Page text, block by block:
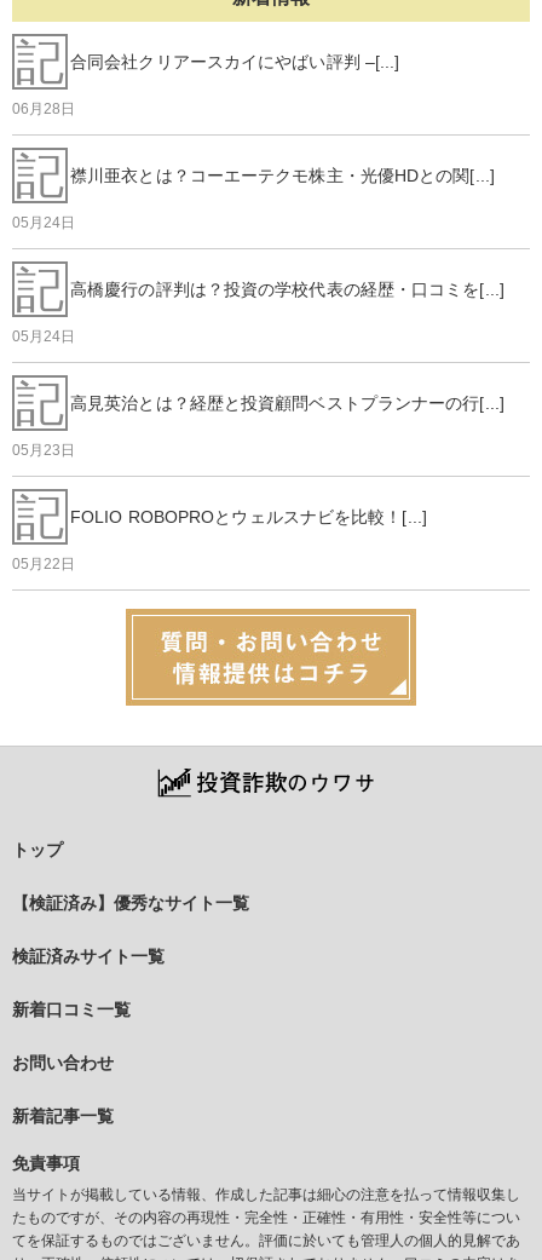
記 合同会社クリアースカイにやばい評判 –[...]
06月28日
記 襟川亜衣とは？コーエーテクモ株主・光優HDとの関[...]
05月24日
記 高橋慶行の評判は？投資の学校代表の経歴・口コミを[...]
05月24日
記 高見英治とは？経歴と投資顧問ベストプランナーの行[...]
05月23日
記 FOLIO ROBOPROとウェルスナビを比較！[...]
05月22日
トップ
【検証済み】優秀なサイト一覧
検証済みサイト一覧
新着口コミ一覧
お問い合わせ
新着記事一覧
免責事項
当サイトが掲載している情報、作成した記事は細心の注意を払って情報収集し
たものですが、その内容の再現性・完全性・正確性・有用性・安全性等につい
てを保証するものではございません。評価に於いても管理人の個人的見解であ